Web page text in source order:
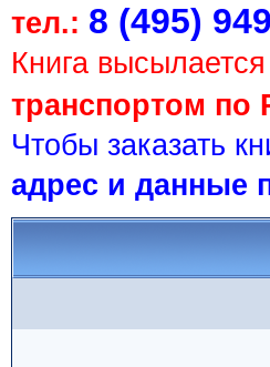
тел.: 8 (495)
Книга
транспортом по
Чтобы заказать
адрес и данные